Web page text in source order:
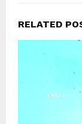
RELATED